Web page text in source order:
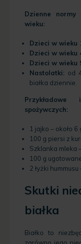
Dzienne normy
wieku:
Dzieci w wieku
Dzieci w wieku
Dzieci w wieku
Nastolatki: od
białka dziennie.
spożywczych:
1 jajko – około 6
100 g piersi z
Szklanka mleka
100 g
2 łyżki hummusu
Skutki
białka
Białko to
zarówno jego